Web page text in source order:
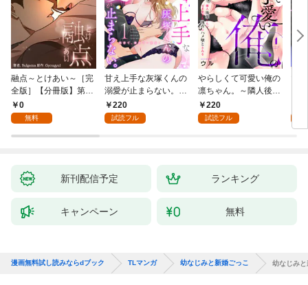
融点～とけあい～［完
全版］【分冊版】第1
話0
無料
甘え上手な灰塚くんの
溺愛が止まらない。純
情で、健気で…絶倫！
(1)
220
試読フル
やらしくて可愛い俺の
凛ちゃん。～隣人後輩
くんのイキすぎた執着
にハメ堕とされる～(1)
220
試読フル
ま
～
新刊配信予定 ランキング
キャンペーン 無料
漫画無料試し読みならdブック TLマンガ 幼なじみと新婚ごっこ 幼なじみ